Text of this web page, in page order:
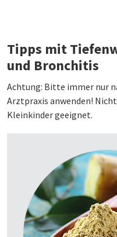
Tipps mit
und Bronchitis
Achtung: Bitte immer nur
Arztpraxis anwenden!
Kleinkinder geeignet.